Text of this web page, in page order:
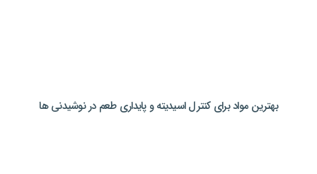
بهترین مواد برای کنترل اسیدیته و پایداری طعم در نوشیدنی ها